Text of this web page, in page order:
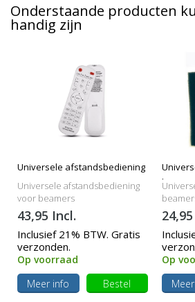
Onderstaande producten
handig zijn
Universele afstandsbediening
Universele afstandsbediening
voor beamers
43,95 Incl.
Inclusief 21% BTW. Gratis
verzonden.
Op voorraad
Meer info
Bestel
Op